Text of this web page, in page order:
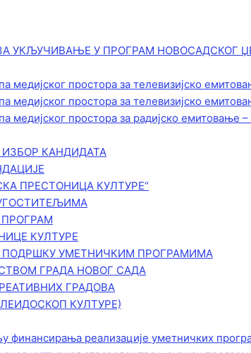
УКЉУЧИВАЊЕ У ПРОГРАМ НОВОСАДСКОГ
медијског простора за телевизијско
медијског простора за телевизијско
медијског простора за радијско емитовање
КАНДИДАТА
ПРЕСТОНИЦА КУЛТУРЕ“
КУЛТУРЕ
ПОДРШКУ УМЕТНИЧКИМ ПРОГРАМИМА
ГРАДА НОВОГ САДА
ГРАДОВА
КУЛТУРЕ)
финансирања реализације уметничких